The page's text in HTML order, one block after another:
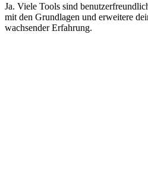
Ja. Viele Tools sind
mit den Grundlagen und erweitere
wachsender Erfahrung.